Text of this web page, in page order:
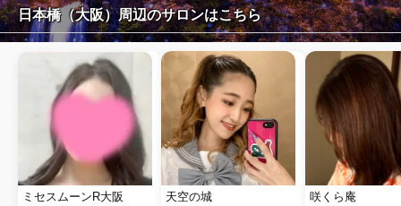
日本橋（大阪）周辺のサロンはこちら
ミセスムーンR大阪 天空の城 咲くら庵